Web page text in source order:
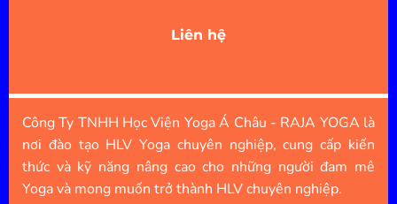
Liên hệ
Công Ty TNHH Học Viện Yoga Á Châu - RAJA YOGA là
nơi đào tạo HLV Yoga chuyên nghiệp, cung cấp kiến
thức và kỹ năng nâng cao cho những người đam mê
Yoga và mong muốn trở thành HLV chuyên nghiệp.